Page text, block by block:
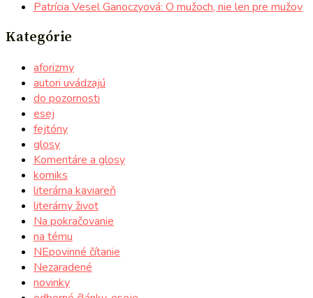
Patrícia Vesel Ganoczyová: O mužoch, nie len pre mužov
Kategórie
aforizmy
autori uvádzajú
do pozornosti
esej
fejtóny
glosy
Komentáre a glosy
komiks
literárna kaviareň
literárny život
Na pokračovanie
na tému
NEpovinné čítanie
Nezaradené
novinky